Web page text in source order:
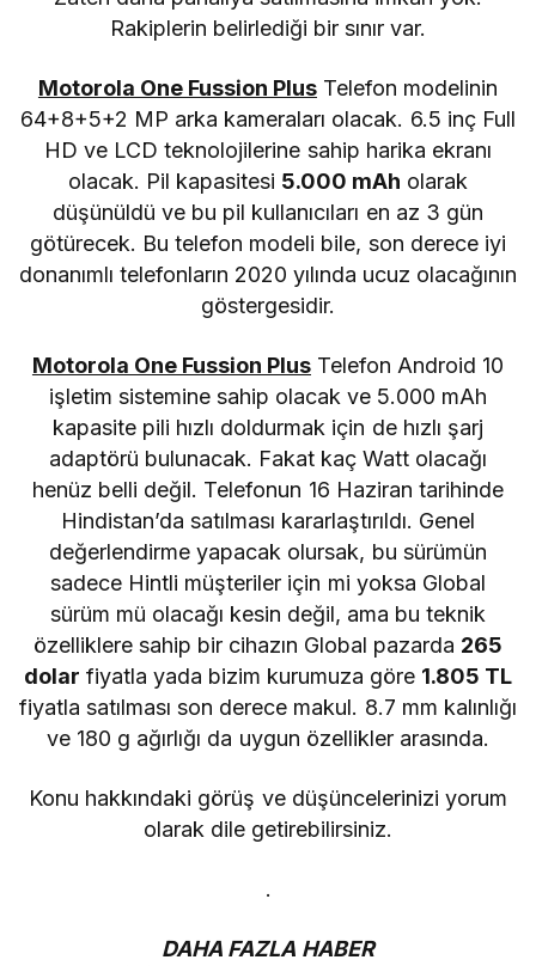
Rakiplerin belirlediği bir sınır var.
Motorola One Fussion Plus Telefon modelinin
64+8+5+2 MP arka kameraları olacak. 6.5 inç Full
HD ve LCD teknolojilerine sahip harika ekranı
olacak. Pil kapasitesi 5.000 mAh olarak
düşünüldü ve bu pil kullanıcıları en az 3 gün
götürecek. Bu telefon modeli bile, son derece iyi
donanımlı telefonların 2020 yılında ucuz olacağının
göstergesidir.
Motorola One Fussion Plus Telefon Android 10
işletim sistemine sahip olacak ve 5.000 mAh
kapasite pili hızlı doldurmak için de hızlı şarj
adaptörü bulunacak. Fakat kaç Watt olacağı
henüz belli değil. Telefonun 16 Haziran tarihinde
Hindistan’da satılması kararlaştırıldı. Genel
değerlendirme yapacak olursak, bu sürümün
sadece Hintli müşteriler için mi yoksa Global
sürüm mü olacağı kesin değil, ama bu teknik
özelliklere sahip bir cihazın Global pazarda 265
dolar fiyatla yada bizim kurumuza göre 1.805 TL
fiyatla satılması son derece makul. 8.7 mm kalınlığı
ve 180 g ağırlığı da uygun özellikler arasında.
Konu hakkındaki görüş ve düşüncelerinizi yorum
olarak dile getirebilirsiniz.
.
DAHA FAZLA HABER